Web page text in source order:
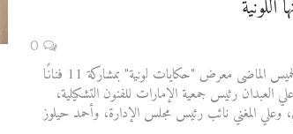
اللونية
استضاف النادي الثقافي العربي في الشارقة مساء الخميس الماضى معرض "حكايات لونية" بمشاركة 11 فنانًا
العبدان رئيس جمعية الإمارات للفنون التشكيلية،
وعلي المغني نائب رئيس مجلس الإدارة، وأحمد حيلوز